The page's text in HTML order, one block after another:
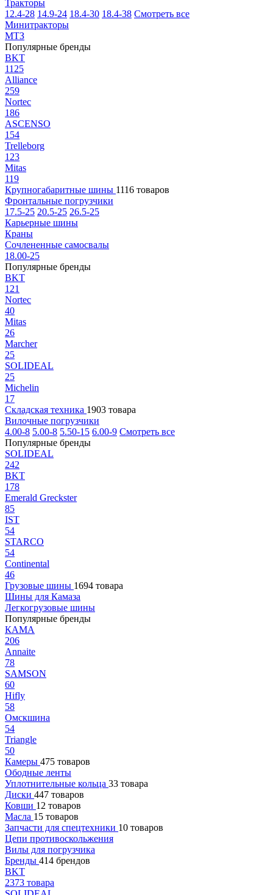
Тракторы
12.4-28 14.9-24 18.4-30 18.4-38 Смотреть все
Минитракторы
МТЗ
Популярные бренды
BKT
1125
Alliance
259
Nortec
186
ASCENSO
154
Trelleborg
123
Mitas
119
Крупногабаритные шины 1116 товаров
Фронтальные погрузчики
17.5-25 20.5-25 26.5-25
Карьерные шины
Краны
Сочлененные самосвалы
18.00-25
Популярные бренды
BKT
121
Nortec
40
Mitas
26
Marcher
25
SOLIDEAL
25
Michelin
17
Складская техника 1903 товара
Вилочные погрузчики
4.00-8 5.00-8 5.50-15 6.00-9 Смотреть все
Популярные бренды
SOLIDEAL
242
BKT
178
Emerald Greckster
85
IST
54
STARCO
54
Continental
46
Грузовые шины 1694 товара
Шины для Камаза
Легкогрузовые шины
Популярные бренды
КАМА
206
Annaite
78
SAMSON
60
Hifly
58
Омскшина
54
Triangle
50
Камеры 475 товаров
Ободные ленты
Уплотнительные кольца 33 товара
Диски 447 товаров
Ковши 12 товаров
Масла 15 товаров
Запчасти для спецтехники 10 товаров
Цепи противоскольжения
Вилы для погрузчика
Бренды 414 брендов
BKT
2373 товара